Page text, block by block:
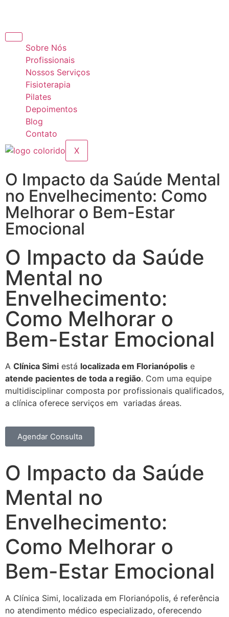
Sobre Nós
Profissionais
Nossos Serviços
Fisioterapia
Pilates
Depoimentos
Blog
Contato
X
O Impacto da Saúde Mental
no Envelhecimento: Como
Melhorar o Bem-Estar
Emocional
O Impacto da Saúde
Mental no
Envelhecimento:
Como Melhorar o
Bem-Estar Emocional
A Clínica Simi está localizada em Florianópolis e
atende pacientes de toda a região. Com uma equipe
multidisciplinar composta por profissionais qualificados,
a clínica oferece serviços em variadas áreas.
Agendar Consulta
O Impacto da Saúde
Mental no
Envelhecimento:
Como Melhorar o
Bem-Estar Emocional
A Clínica Simi, localizada em Florianópolis, é referência
no atendimento médico especializado, oferecendo